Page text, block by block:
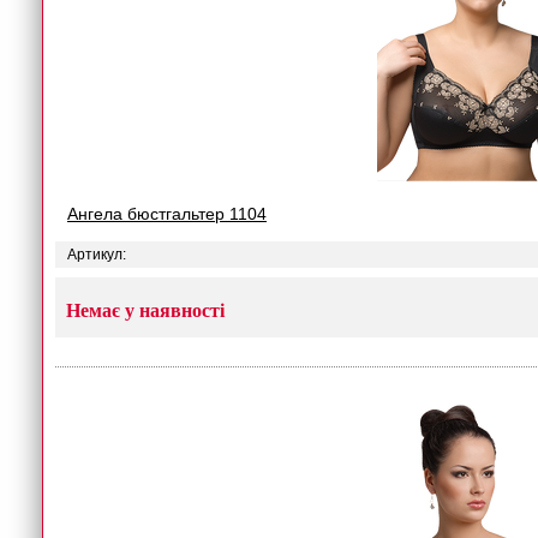
Ангела бюстгальтер 1104
Артикул:
Немає у наявності